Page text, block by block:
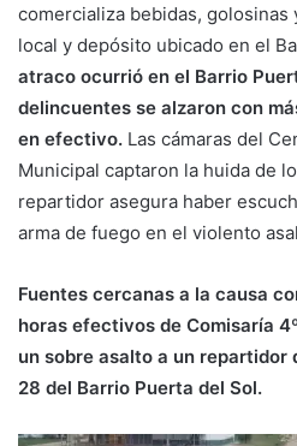
comercializa bebidas, golosinas
local y depósito ubicado en el
atraco ocurrió en el Barrio
delincuentes se alzaron con
en efectivo. Las cámaras del
Municipal captaron la huida de
repartidor asegura haber
arma de fuego en el violento
Fuentes cercanas a la causa
horas efectivos de Comisaría
un sobre asalto a un repartidor
28 del Barrio Puerta del Sol.